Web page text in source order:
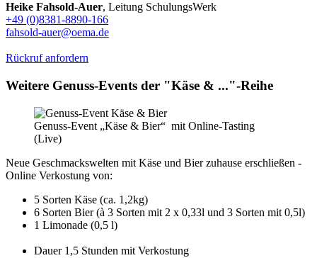
Heike Fahsold-Auer, Leitung SchulungsWerk
+49 (0)8381-8890-166
fahsold-auer@oema.de
Rückruf anfordern
Weitere Genuss-Events der "Käse & ..."-Reihe
Genuss-Event „Käse & Bier“ mit Online-Tasting
(Live)
Neue Geschmackswelten mit Käse und Bier zuhause erschließen -
Online Verkostung von:
5 Sorten Käse (ca. 1,2kg)
6 Sorten Bier (à 3 Sorten mit 2 x 0,33l und 3 Sorten mit 0,5l)
1 Limonade (0,5 l)
Dauer 1,5 Stunden mit Verkostung